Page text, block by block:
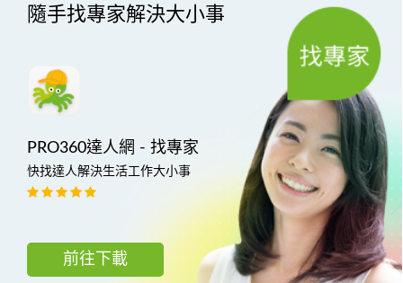
隨手找專家解決大小事
PRO360達人網 - 找專家
快找達人解決生活工作大小事
前往下載